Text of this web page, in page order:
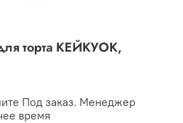
торта КЕЙКУОК,
Под заказ. Менеджер
время